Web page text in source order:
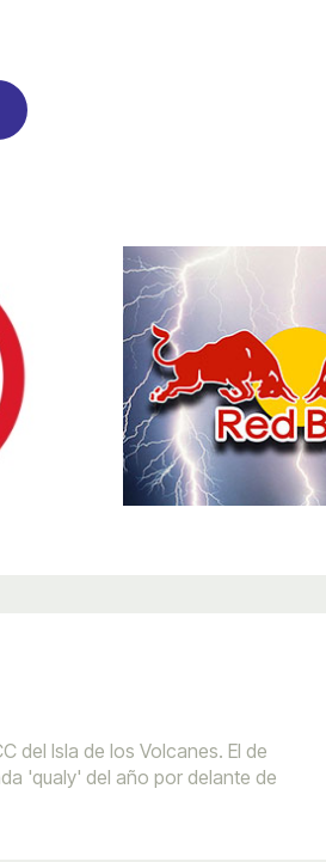
del Isla de los Volcanes. El de
'qualy' del año por delante de